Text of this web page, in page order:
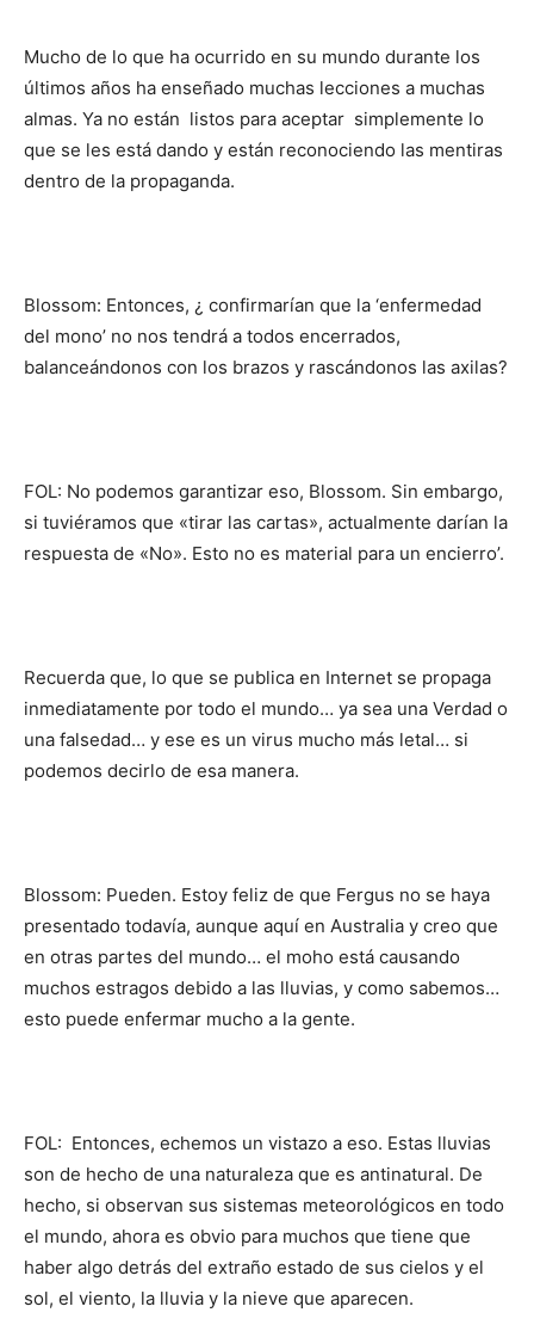
Mucho de lo que ha ocurrido en su mundo durante los
últimos años ha enseñado muchas lecciones a muchas
almas. Ya no están listos para aceptar simplemente lo
que se les está dando y están reconociendo las mentiras
dentro de la propaganda.
Blossom: Entonces, ¿ confirmarían que la ‘enfermedad
del mono’ no nos tendrá a todos encerrados,
balanceándonos con los brazos y rascándonos las axilas?
FOL: No podemos garantizar eso, Blossom. Sin embargo,
si tuviéramos que «tirar las cartas», actualmente darían la
respuesta de «No». Esto no es material para un encierro’.
Recuerda que, lo que se publica en Internet se propaga
inmediatamente por todo el mundo… ya sea una Verdad o
una falsedad… y ese es un virus mucho más letal… si
podemos decirlo de esa manera.
Blossom: Pueden. Estoy feliz de que Fergus no se haya
presentado todavía, aunque aquí en Australia y creo que
en otras partes del mundo… el moho está causando
muchos estragos debido a las lluvias, y como sabemos…
esto puede enfermar mucho a la gente.
FOL: Entonces, echemos un vistazo a eso. Estas lluvias
son de hecho de una naturaleza que es antinatural. De
hecho, si observan sus sistemas meteorológicos en todo
el mundo, ahora es obvio para muchos que tiene que
haber algo detrás del extraño estado de sus cielos y el
sol, el viento, la lluvia y la nieve que aparecen.